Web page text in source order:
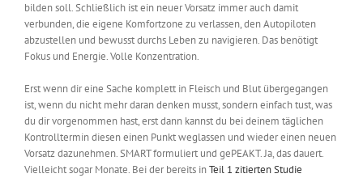
bilden soll. Schließlich ist ein neuer Vorsatz immer auch damit
verbunden, die eigene Komfortzone zu verlassen, den Autopiloten
abzustellen und bewusst durchs Leben zu navigieren. Das benötigt
Fokus und Energie. Volle Konzentration.
Erst wenn dir eine Sache komplett in Fleisch und Blut übergegangen
ist, wenn du nicht mehr daran denken musst, sondern einfach tust, was
du dir vorgenommen hast, erst dann kannst du bei deinem täglichen
Kontrolltermin diesen einen Punkt weglassen und wieder einen neuen
Vorsatz dazunehmen. SMART formuliert und gePEAKT. Ja, das dauert.
Vielleicht sogar Monate. Bei der bereits inTeil 1 zitiertenStudie